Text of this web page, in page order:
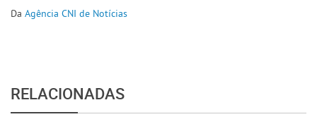
Da Agência CNI de Notícias
RELACIONADAS